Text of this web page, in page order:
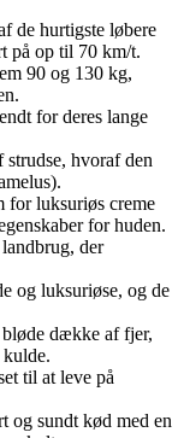
de hurtigste løbere
på op til 70 km/t.
90 og 130 kg,
for deres lange
strudse, hvoraf den
for luksuriøs creme
for huden.
der
og luksuriøse, og de
bløde dække af fjer,
kulde.
til at leve på
og sundt kød med en